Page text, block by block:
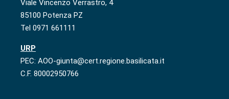
Viale Vincenzo Verrastro, 4
85100 Potenza PZ
Tel 0971 661111
URP
PEC: AOO-giunta@cert.regione.basilicata.it
C.F. 80002950766